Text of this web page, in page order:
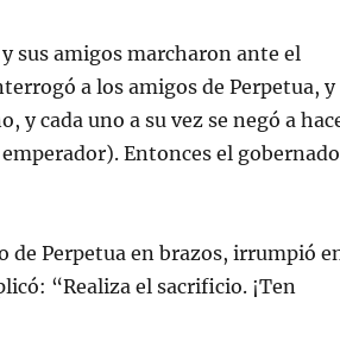
sus amigos marcharon ante el
a los amigos de Perpetua, y
y cada uno a su vez se negó a
Entonces el
de Perpetua en brazos, irrumpió
“Realiza el sacrificio. ¡Ten